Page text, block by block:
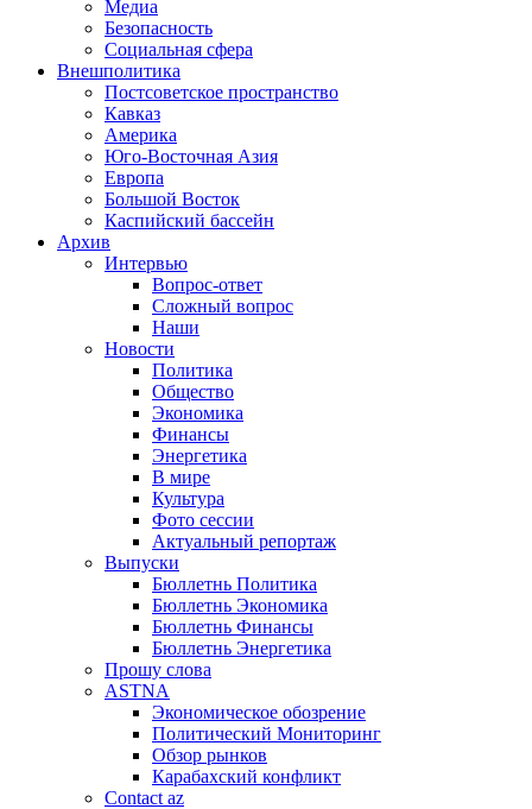
Медиа
Безопасность
Социальная сфера
Внешполитика
Постсоветское пространство
Кавказ
Америка
Юго-Восточная Азия
Европа
Большой Восток
Каспийский бассейн
Архив
Интервью
Вопрос-ответ
Сложный вопрос
Наши
Новости
Политика
Общество
Экономика
Финансы
Энергетика
В мире
Культура
Фото сессии
Актуальный репортаж
Выпуски
Бюллетнь Политика
Бюллетнь Экономика
Бюллетнь Финансы
Бюллетнь Энергетика
Прошу слова
ASTNA
Экономическое обозрение
Политический Мониторинг
Обзор рынков
Карабахский конфликт
Contact az